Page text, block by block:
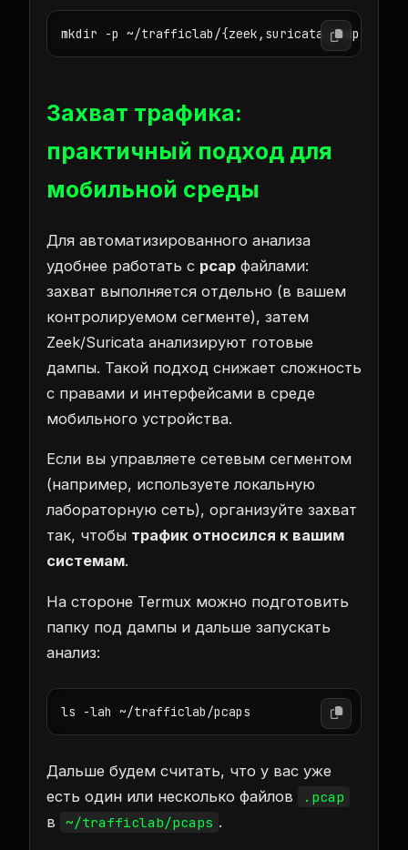
Захват трафика:
практичный подход для
мобильной среды
Для автоматизированного анализа
удобнее работать с pcap файлами:
захват выполняется отдельно (в вашем
контролируемом сегменте), затем
Zeek/Suricata анализируют готовые
дампы. Такой подход снижает сложность
с правами и интерфейсами в среде
мобильного устройства.
Если вы управляете сетевым сегментом
(например, используете локальную
лабораторную сеть), организуйте захват
так, чтобы трафик относился к вашим
системам.
На стороне Termux можно подготовить
папку под дампы и дальше запускать
анализ:
Дальше будем считать, что у вас уже
есть один или несколько файлов
.pcap
в ~/trafficlab/pcaps .